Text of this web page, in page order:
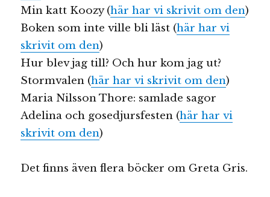
Min katt Koozy (här har vi skrivit om den)
Boken som inte ville bli läst (här har vi
skrivit om den)
Hur blev jag till? Och hur kom jag ut?
Stormvalen (här har vi skrivit om den)
Maria Nilsson Thore: samlade sagor
Adelina och gosedjursfesten (här har vi
skrivit om den)
Det finns även flera böcker om Greta Gris.